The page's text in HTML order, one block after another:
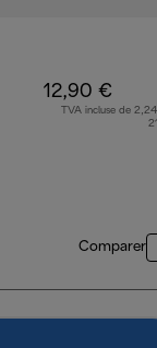
12,90 €
TVA incluse de
Comparer